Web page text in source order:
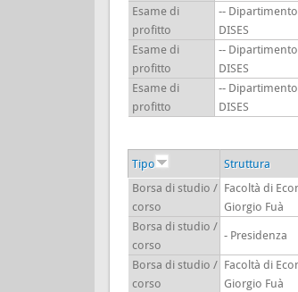
Esame di
profitto
--
DISES
Esame di
profitto
--
DISES
Esame di
profitto
--
DISES
Tipo
Struttura
Borsa di studio /
corso
Facoltà di
Giorgio Fuà
Borsa di studio /
corso
- Presidenza
Borsa di studio /
corso
Facoltà di
Giorgio Fuà